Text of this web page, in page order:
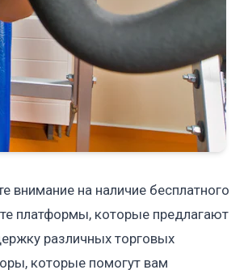
внимание на наличие бесплатного
платформы, которые предлагают
различных торговых
которые помогут вам